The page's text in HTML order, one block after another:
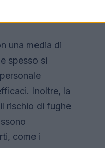
una media di
spesso si
Inoltre, la
rischio di fughe
come i